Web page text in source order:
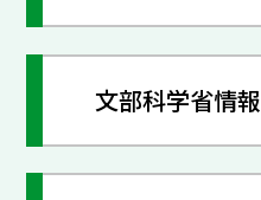
文部科学省情報